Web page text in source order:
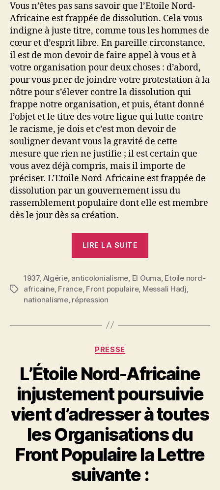
Vous n’êtes pas sans savoir que l’Etoile Nord-
Africaine est frappée de dissolution. Cela vous
indigne à juste titre, comme tous les hommes de
cœur et d’esprit libre. En pareille circonstance,
il est de mon devoir de faire appel à vous et à
votre organisation pour deux choses : d’abord,
pour vous pr.er de joindre votre protestation à la
nôtre pour s’élever contre la dissolution qui
frappe notre organisation, et puis, étant donné
l’objet et le titre des votre ligue qui lutte contre
le racisme, je dois et c’est mon devoir de
souligner devant vous la gravité de cette
mesure que rien ne justifie ; il est certain que
vous avez déjà compris, mais il importe de
préciser. L’Etoile Nord-Africaine est frappée de
dissolution par un gouvernement issu du
rassemblement populaire dont elle est membre
dès le jour dès sa création.
LIRE LA SUITE
À
Bernard
Étiquettes
1937, Algérie, anticolonialisme El Ouma Etoile nord-
africaine, France, Front populaire, Messali Hadj
nationalisme, répression
Catégories
PRESSE
L’Étoile Nord-Africaine
injustement poursuivie
vient d’adresser à toutes
les Organisations du
Front Populaire la Lettre
suivante :
a
r
S